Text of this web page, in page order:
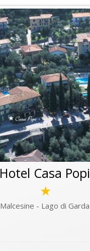
Hotel Casa Popi
★
Malcesine - Lago di Garda